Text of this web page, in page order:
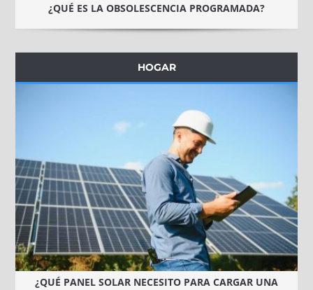
¿QUÉ ES LA OBSOLESCENCIA PROGRAMADA?
HOGAR
¿QUÉ PANEL SOLAR NECESITO PARA CARGAR UNA